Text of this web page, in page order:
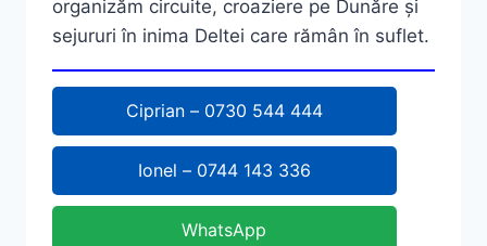
organizăm circuite, croaziere pe Dunăre și
sejururi în inima Deltei care rămân în suflet.
Ciprian – 0730 544 444
Ionel – 0744 143 336
WhatsApp